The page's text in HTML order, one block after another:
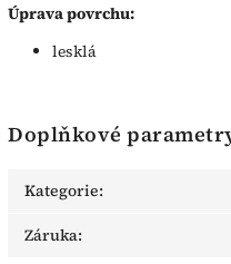
Úprava povrchu:
lesklá
Doplňkové
Kategorie:
Záruka: